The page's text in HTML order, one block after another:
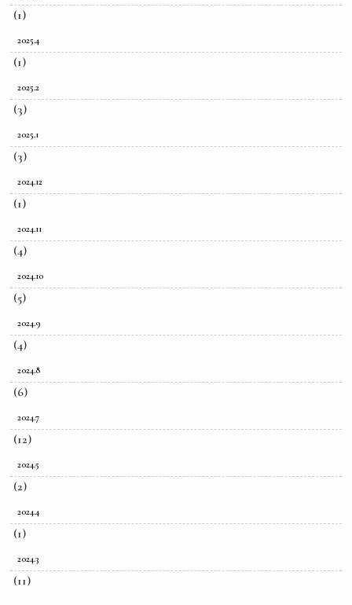
(1)
2025.4
(1)
2025.2
(3)
2025.1
(3)
2024.12
(1)
2024.11
(4)
2024.10
(5)
2024.9
(4)
2024.8
(6)
2024.7
(12)
2024.5
(2)
2024.4
(1)
2024.3
(11)